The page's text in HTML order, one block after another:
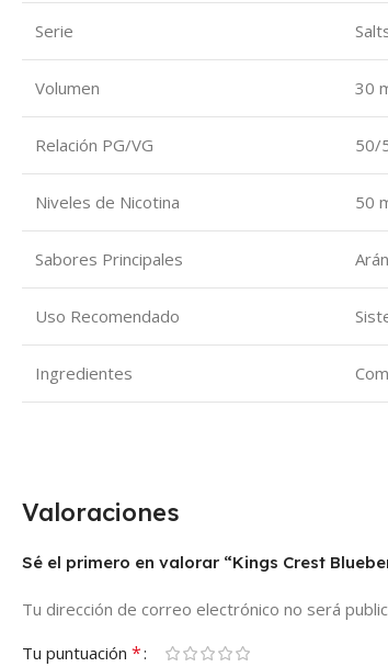
Serie
Volumen 30
Relación PG/VG 50/
Niveles de Nicotina 50
Sabores Principales
Uso Recomendado
Ingredientes
Valoraciones
Sé el primero en valorar “Kings Crest
Tu dirección de correo electrónico no será
Tu puntuación *